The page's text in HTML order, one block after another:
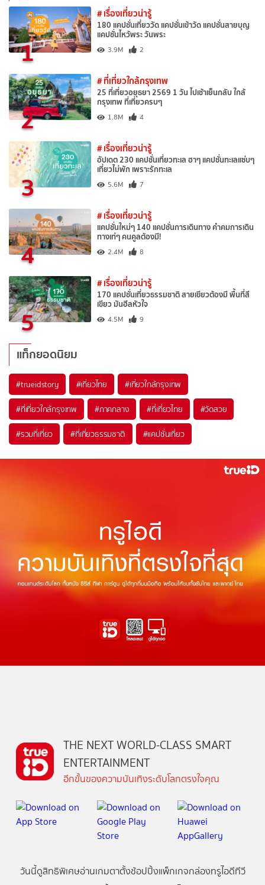
1
# เรื่องเที่ยวน่ารู้
180 แคปชั่นเที่ยววัด แคปชั่นเข้าวัด แคปชั่นสายบุญ
แคปชั่นไหว้พระ วันพระ
3.9M 2
2
# ที่เที่ยวใกล้กรุงเทพ
25 ที่เที่ยวอยุธยา 2569 1 วัน ไปเช้าเย็นกลับ ใกล้
กรุงเทพ ที่เที่ยวครบๆ
1.8M 4
3
# เรื่องเที่ยวน่ารู้
อัปเดต 230 แคปชั่นเที่ยวทะเล ฮาๆ แคปชั่นทะเลแซ่บๆ
เที่ยวไม่พัก เพราะรักทะเล
5.6M 7
4
# เรื่องเที่ยวน่ารู้
แคปชั่นใหม่ๆ 140 แคปชั่นการเดินทาง คำคมการเดิน
ทางเท่ๆ คนคูลต้องมี!
2.4M 8
5
# เรื่องเที่ยวน่ารู้
170 แคปชั่นเที่ยวธรรมชาติ สายเขียวต้องมี พื้นที่สี
เขียว มันฮีลหัวใจ
4.5M 9
แท็กยอดนิยม
#trueidstory #เที่ยวไทย #เที่ยวใกล้กรุงเทพ
#ที่เที่ยวใกล้กรุงเทพ #ภาคกลาง #ที่เที่ยวไทย #วัดสวย
#รวมที่เที่ยว #ที่เที่ยวธรรมชาติ #แคปชั่นเที่ยว
THE NEXT WORLD-CLASS SMART
ENTERTAINMENT
อีกขั้นของความบันเทิงระดับโลกตรงใจคุณ
วันนี้ดูสิทธิพิเศษอ่านเกมตาตั้งช้อปปิ้งแพ็กเกจกล่องทรูไอดีทีวี